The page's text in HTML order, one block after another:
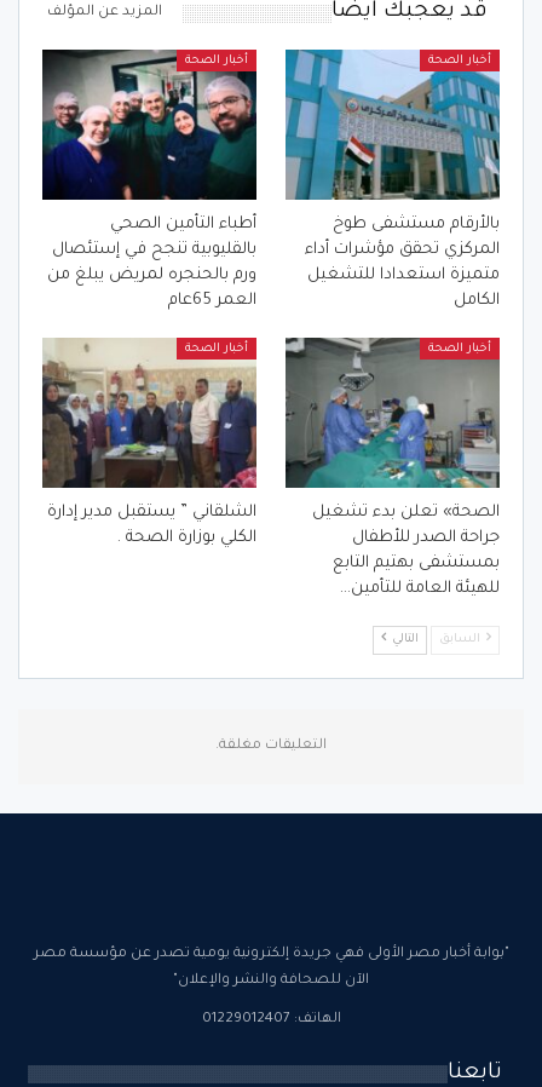
قد يعجبك ايضا المزيد عن المؤلف
أخبار الصحة
بالأرقام مستشفى طوخ
المركزي تحقق مؤشرات أداء
متميزة استعدادا للتشغيل
الكامل
أخبار الصحة
أطباء التأمين الصحي
بالقليوبية تنجح في إستئصال
ورم بالحنجره لمريض يبلغ من
العمر 65عام
أخبار الصحة
الصحة» تعلن بدء تشغيل
جراحة الصدر للأطفال
بمستشفى بهتيم التابع
للهيئة العامة للتأمين…
أخبار الصحة
الشلقاني ” يستقبل مدير إدارة
الكلي بوزارة الصحة .
السابق التالي
التعليقات مغلقة.
"بوابة أخبار مصر الأولى فهي جريدة إلكترونية يومية تصدر عن مؤسسة مصر
الآن للصحافة والنشر والإعلان"
الهاتف: 01229012407
تابعنا